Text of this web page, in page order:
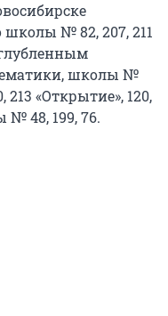
школы № 82, 207, 211
школы №
213 «Открытие», 120,
48, 199, 76.